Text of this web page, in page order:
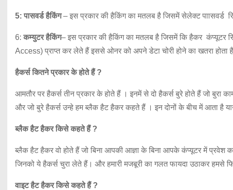
5: पासवर्ड हैकिंग– इस प्रकार की हैकिंग का मतलब है जिसमें सेलेक्ट पाासवर्ड
6:कम्युटर हैकिंग– इस प्रकार की हैकिंग का मतलब है जिसमें कि हैकर कंप्यूटर
Access) प्राप्त कर लेते हैं इससे ओनर को अपने डेटा चोरी होने का खतरा होता
हैकर्स कितने प्रकार के होते हैं ?
आमतौर पर हैकर्स तीन प्रकार के होते हैं । इनमें से दो हैकर्स बुरे होते हैं जो
और जो बुरे हैकर्स उन्हे हम ब्लैक हैट हैकर कहते हैं । इन दोनों के बीच में आता है
ब्लैक हैट हैकर किसे कहते हैं ?
ब्लैक हैट हैकर वो होते हैं जो बिना आपकी आज्ञा के बिना आपके कंप्यूटर में प्रवेश
जिनको ये हैकर्स चुरा लेते हैं। और हमारी मजबूरी का गलत फायदा उठाकर
वाइट हैट हैकर किसे कहते हैं ?